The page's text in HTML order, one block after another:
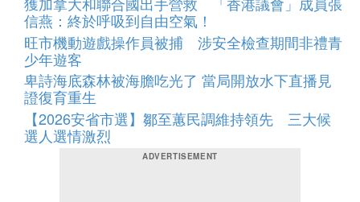
信燕：終於呼吸到自由空氣！
旺市機動遊戲操作員被捕 涉安全檢查期間非禮青
少年遊客
卑詩海底森林被海膽吃光了 當局開放水下直播見
證復育重生
【2026安省市選】鄒至蕙民調維持領先 三大候
選人選情激烈